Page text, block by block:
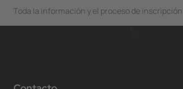
Toda la información y el proceso de